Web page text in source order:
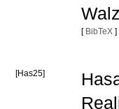
[ BibTeX ]
[Has25]